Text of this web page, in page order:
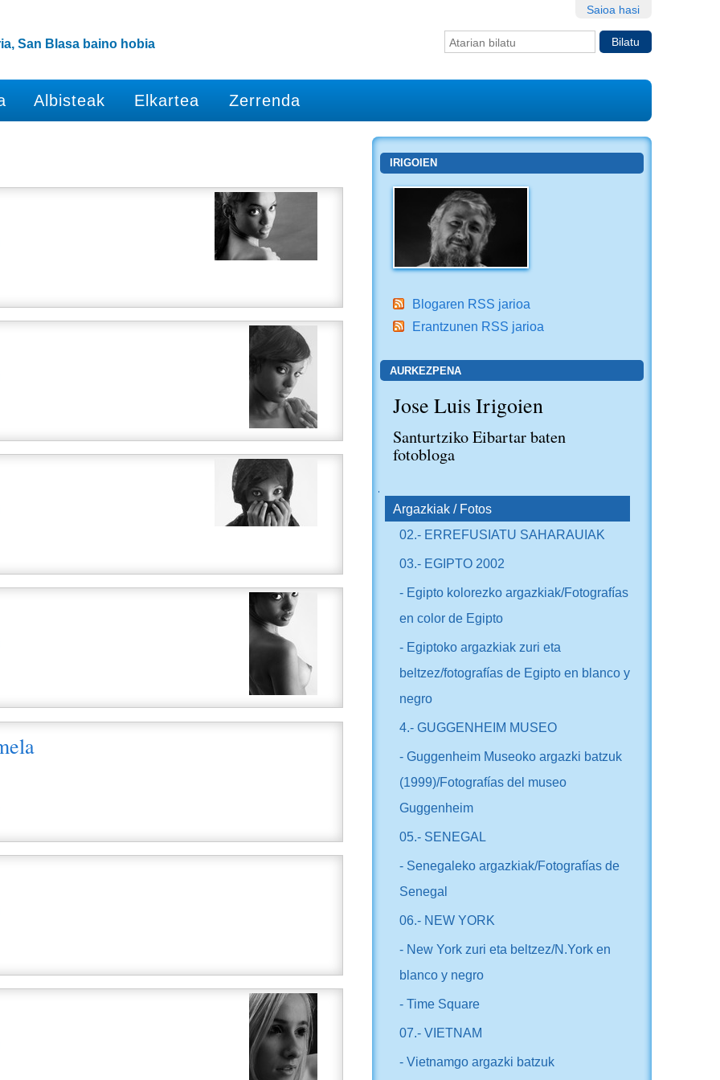
Saioa hasi
Bilatu atarian
San Blasa baino hobia
Albisteak Elkartea Zerrenda
IRIGOIEN
Blogaren RSS jarioa
Erantzunen RSS jarioa
AURKEZPENA
Jose Luis Irigoien
Santurtziko Eibartar baten
fotobloga
NABIGAZIOA
Argazkiak / Fotos
02.- ERREFUSIATU SAHARAUIAK
03.- EGIPTO 2002
- Egipto kolorezko argazkiak/Fotografías
en color de Egipto
- Egiptoko argazkiak zuri eta
beltzez/fotografías de Egipto en blanco y
negro
4.- GUGGENHEIM MUSEO
- Guggenheim Museoko argazki batzuk
(1999)/Fotografías del museo
Guggenheim
05.- SENEGAL
- Senegaleko argazkiak/Fotografías de
Senegal
06.- NEW YORK
- New York zuri eta beltzez/N.York en
blanco y negro
- Time Square
07.- VIETNAM
- Vietnamgo argazki batzuk